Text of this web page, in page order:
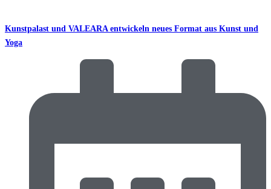
Kunstpalast und VALEARA entwickeln neues Format aus Kunst und
Yoga